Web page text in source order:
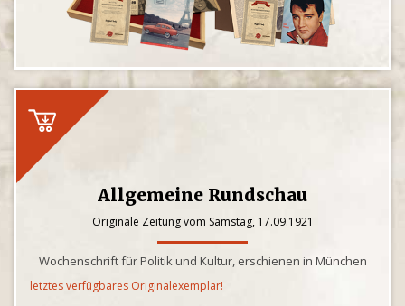
Allgemeine Rundschau
Originale Zeitung vom Samstag, 17.09.1921
Wochenschrift für Politik und Kultur, erschienen in München
letztes verfügbares Originalexemplar!